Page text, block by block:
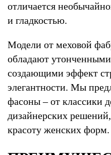
отличается
и гладкостью.
Модели от меховой
обладают
создающими эффект
элегантности. Мы
фасоны – от классики
дизайнерских
красоту женских форм.